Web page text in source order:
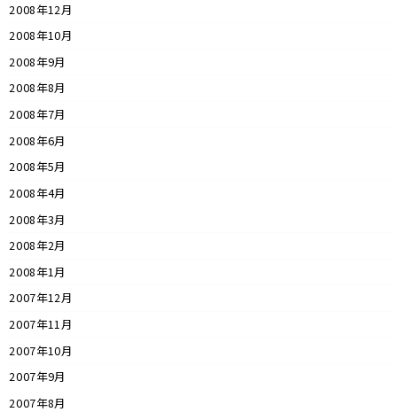
2008年12月
2008年10月
2008年9月
2008年8月
2008年7月
2008年6月
2008年5月
2008年4月
2008年3月
2008年2月
2008年1月
2007年12月
2007年11月
2007年10月
2007年9月
2007年8月